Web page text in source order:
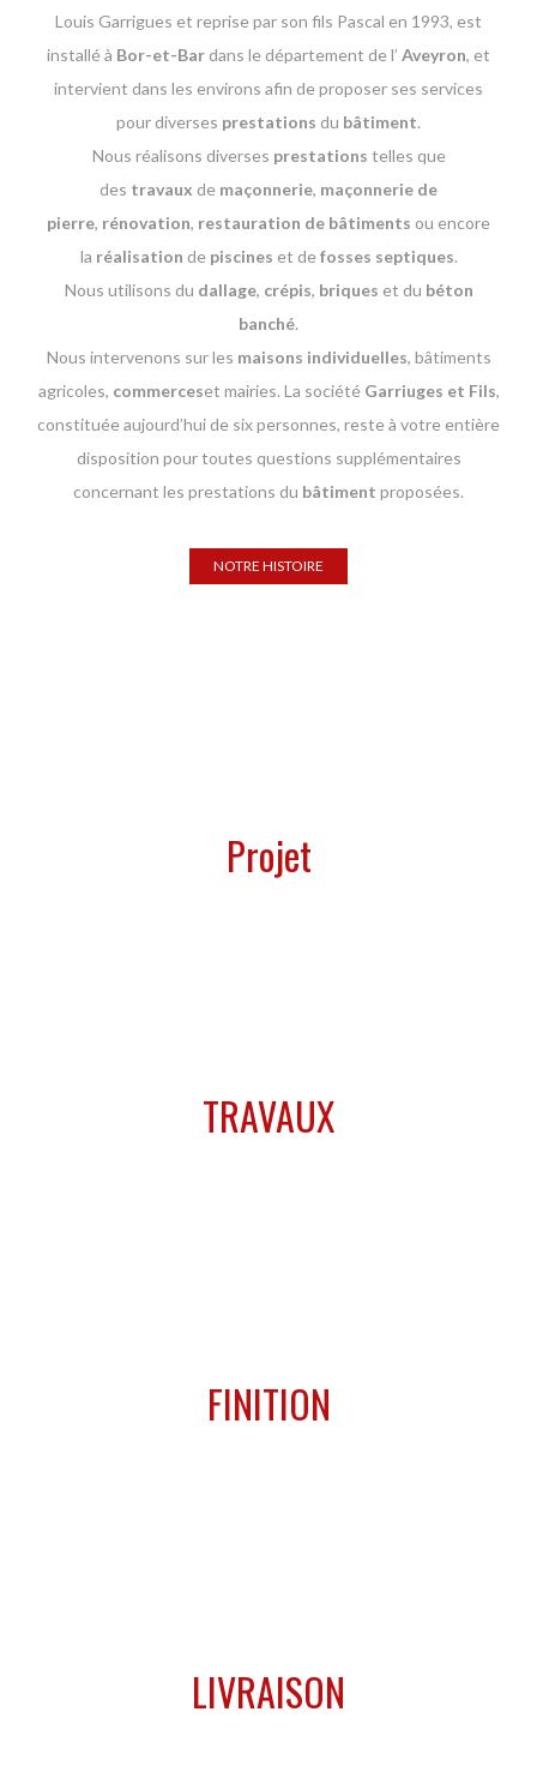
Louis Garrigues et reprise par son fils Pascal en 1993, est
installé à Bor-et-Bar dans le département de l’ Aveyron, et
intervient dans les environs afin de proposer ses services
pour diverses prestations du bâtiment.
Nous réalisons diverses prestations telles que
des travaux de maçonnerie, maçonnerie de
pierre, rénovation, restauration de bâtiments ou encore
la réalisation de piscines et defosses septiques.
Nous utilisons du dallage, crépis, briques et du béton
banché.
Nous intervenons sur les maisons individuelles, bâtiments
agricoles, commerceset mairies. La société Garriuges et Fils,
constituée aujourd’hui de six personnes, reste à votre entière
disposition pour toutes questions supplémentaires
concernant les prestations du bâtiment proposées.
NOTRE HISTOIRE
Projet
TRAVAUX
FINITION
LIVRAISON